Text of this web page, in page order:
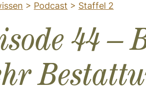
> Podcast > Staffel 2
44 –